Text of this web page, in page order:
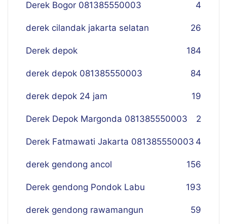
Derek Bogor 081385550003 4
derek cilandak jakarta selatan 26
Derek depok 184
derek depok 081385550003 84
derek depok 24 jam 19
Derek Depok Margonda 081385550003 2
Derek Fatmawati Jakarta 081385550003 4
derek gendong ancol 156
Derek gendong Pondok Labu 193
derek gendong rawamangun 59